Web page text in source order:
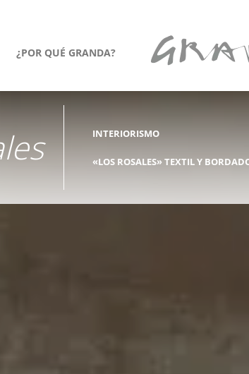
¿POR QUÉ GRANDA?
INTERIORISMO
«LOS ROSALES» TEXTIL Y